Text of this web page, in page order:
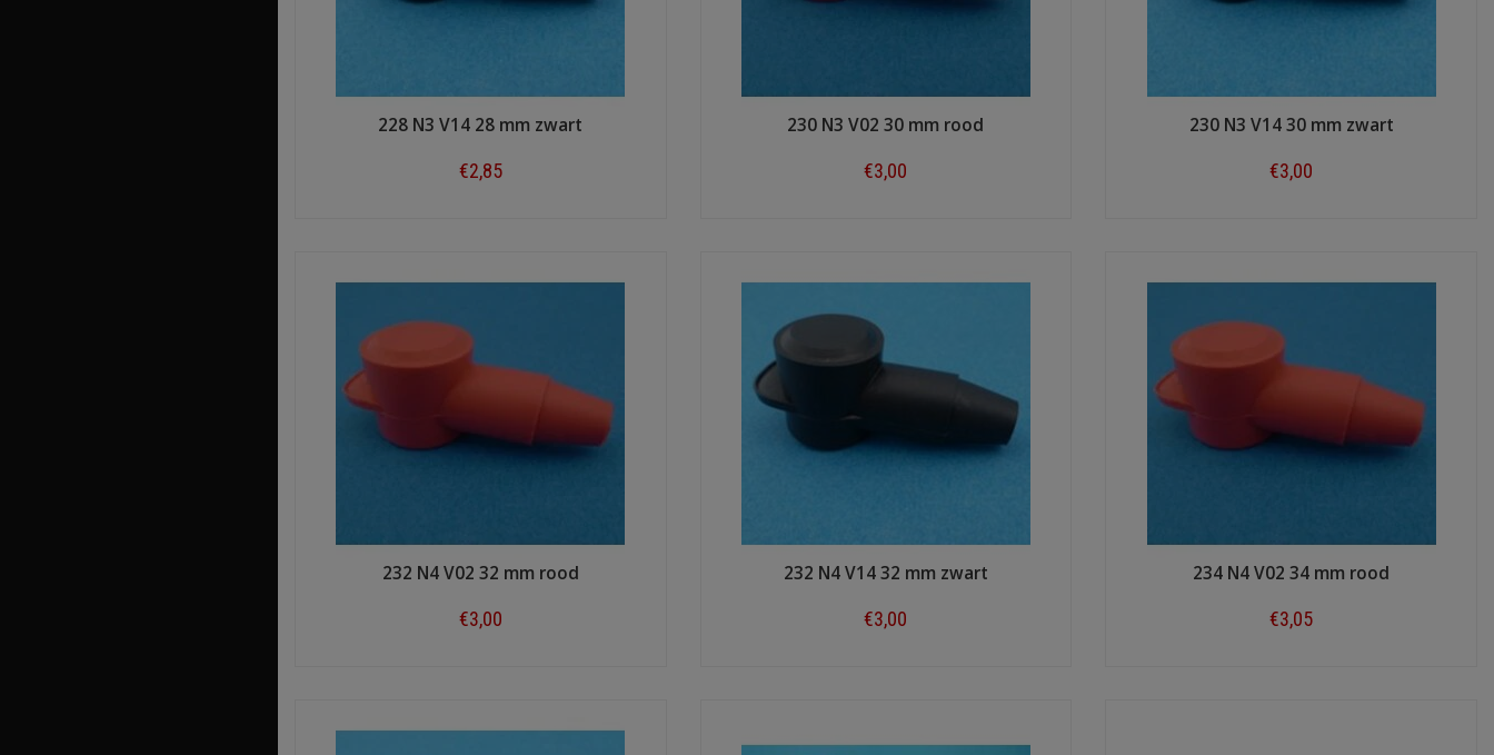
228 N3 V14 28 mm zwart
€2,85
230 N3 V02 30 mm rood
€3,00
230 N3 V14 30 mm zwart
€3,00
232 N4 V02 32 mm rood
€3,00
232 N4 V14 32 mm zwart
€3,00
234 N4 V02 34 mm rood
€3,05